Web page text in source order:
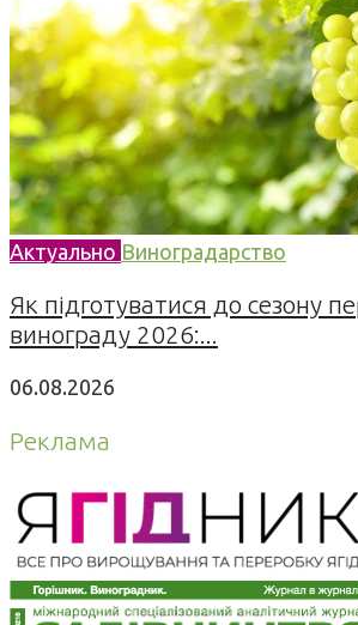
Актуально Виноградарство
Як підготуватися до сезону
винограду 2026:...
06.08.2026
Реклама